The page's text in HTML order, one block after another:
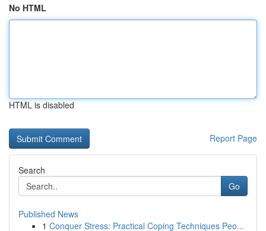
No HTML
HTML is disabled
Report Page
Search
Go
Published News
1 Conquer Stress: Practical Coping Techniques Peo...